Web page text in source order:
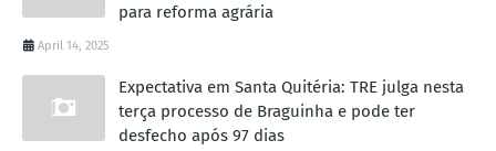
para reforma agrária
April 14, 2025
Expectativa em Santa Quitéria: TRE julga nesta
terça processo de Braguinha e pode ter
desfecho após 97 dias